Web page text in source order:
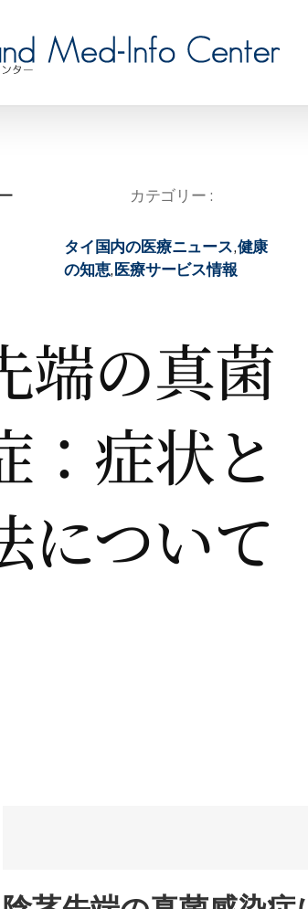
カテゴリー :
タイ国内の医療ニュース,健康
の知恵,医療サービス情報
端の真菌
：症状と
について